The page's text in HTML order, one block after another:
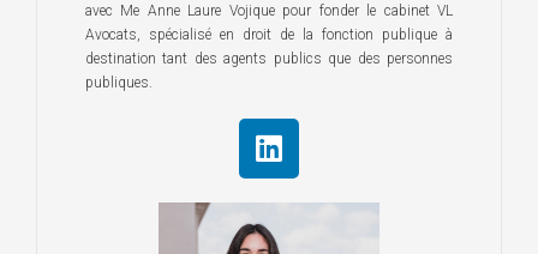
avec Me Anne Laure Vojique pour fonder le cabinet VL
Avocats, spécialisé en droit de la fonction publique à
destination tant des agents publics que des personnes
publiques.